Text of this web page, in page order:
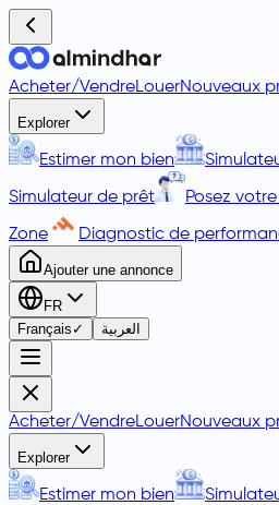
Acheter/VendreLouerNouveaux
Explorer
Estimer mon bien
Simulateur de prêt Posez
Zone Diagnostic de
Ajouter une annonce
FR
Français ✓ العربية
Acheter/VendreLouerNouveaux
Explorer
Estimer mon bien